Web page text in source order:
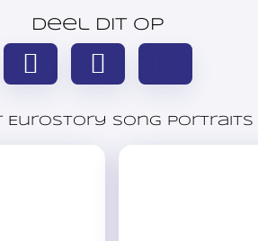
Deel dit op
Eurostory Song Portraits